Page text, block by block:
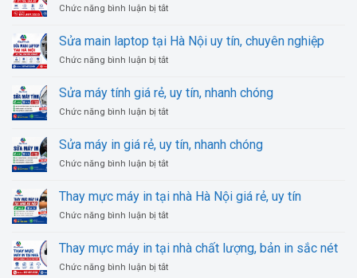
tín,
lượng
tại
Nội
hãng,
rẻ,
1
Chức năng bình luận bị tắtở
phím
laptop
tại
Nội
uy
tín,
rẻ
Sửa main laptop tại Hà Nội uy tín, chuyên nghiệp
Chức năng bình luận bị tắtở
main
laptop
tại
Nội
uy
tín,
nghiệp
Sửa máy tính giá rẻ, uy tín, nhanh chóng
Chức năng bình luận bị tắtở
máy
tính
giá
uy
nhanh
Sửa máy in giá rẻ, uy tín, nhanh chóng
Chức năng bình luận bị tắtở
máy
in
giá
uy
nhanh
Thay mực máy in tại nhà Hà Nội giá rẻ, uy tín
Chức năng bình luận bị tắtở
mực
máy
in
Thay mực máy in tại nhà chất lượng, bản in sắc nét
Chức năng bình luận bị tắtở